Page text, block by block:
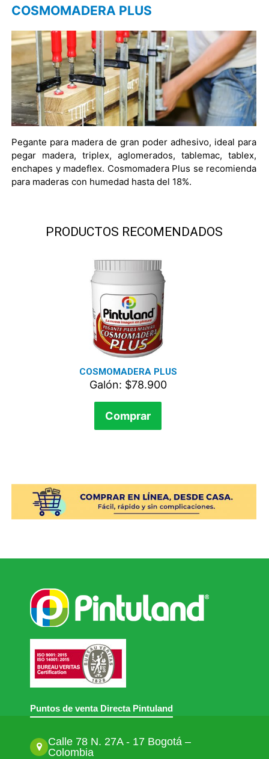
COSMOMADERA PLUS
Pegante para madera de gran poder adhesivo, ideal para
pegar madera, triplex, aglomerados, tablemac, tablex,
enchapes y madeflex. Cosmomadera Plus se recomienda
para maderas con humedad hasta del 18%.
PRODUCTOS RECOMENDADOS
COSMOMADERA PLUS
Galón: $78.900
Comprar
Puntos de venta Directa Pintuland
Calle 78 N. 27A - 17 Bogotá –
Colombia